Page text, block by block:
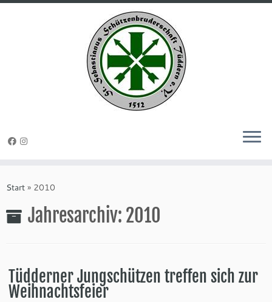
Inhalt
Start » 2010
Jahresarchiv: 2010
Tüdderner Jungschützen treffen sich zur
Weihnachtsfeier